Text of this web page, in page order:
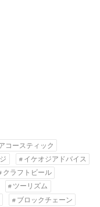
コースティック
イケオジアドバイス
クラフトビール
ツーリズム
ブロックチェーン